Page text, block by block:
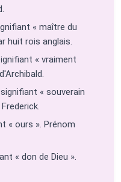
« maître du
huit rois anglais.
« vraiment
« souverain
« ours ». Prénom
« don de Dieu ».